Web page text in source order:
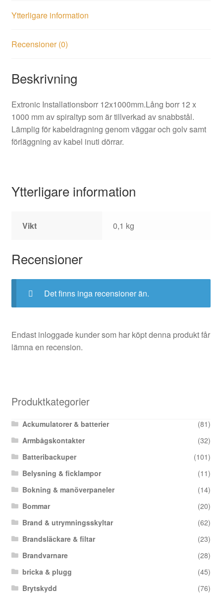
Ytterligare information
Recensioner (0)
Beskrivning
Extronic Installationsborr 12x1000mm.Lång borr 12 x
1000 mm av spiraltyp som är tillverkad av snabbstål.
Lämplig för kabeldragning genom väggar och golv samt
förläggning av kabel inuti dörrar.
Ytterligare information
Vikt 0,1 kg
Recensioner
Det finns inga recensioner än.
Endast inloggade kunder som har köpt denna produkt får
lämna en recension.
Produktkategorier
Ackumulatorer & batterier
(81)
Armbågskontakter
(32)
Batteribackuper
(101)
Belysning & ficklampor
(11)
Bokning & manöverpaneler
(14)
Bommar
(20)
Brand & utrymningsskyltar
(62)
Brandsläckare & filtar
(23)
Brandvarnare
(28)
bricka & plugg
(45)
Brytskydd
(76)